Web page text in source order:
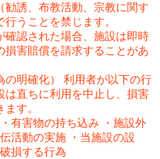
勧誘、布教活動、宗教に関す
うことを禁じます。
認された場合、施設は即時
損害賠償を請求することがあ
の明確化） 利用者が以下の行
は直ちに利用を中止し、損害
す。
有害物の持ち込み ・施設外
活動の実施 ・当施設の設
損する行為